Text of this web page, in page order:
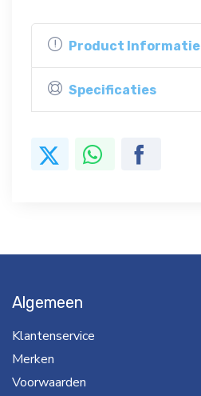
Product Informatie
Specificaties
Algemeen
Klantenservice
Merken
Voorwaarden